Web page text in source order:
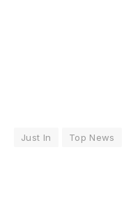
Just In Top News